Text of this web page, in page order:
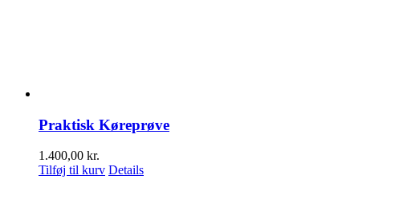
Praktisk Køreprøve
1.400,00 kr.
Tilføj til kurv Details